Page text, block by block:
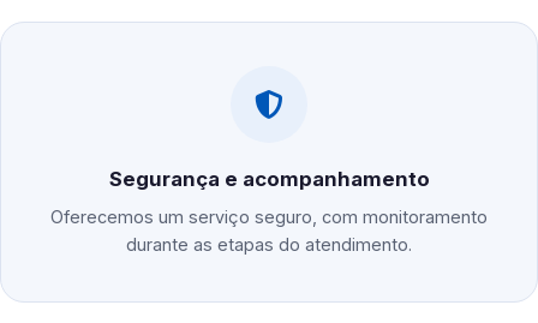
Segurança e acompanhamento
Oferecemos um serviço seguro, com monitoramento
durante as etapas do atendimento.